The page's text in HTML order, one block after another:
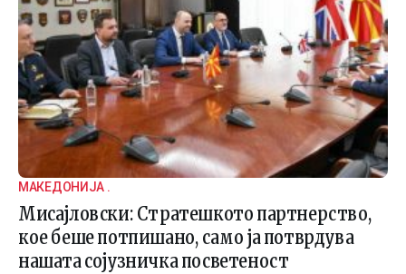
МАКЕДОНИЈА .
Мисајловски: Стратешкото партнерство,
кое беше потпишано, само ја потврдува
нашата сојузничка посветеност